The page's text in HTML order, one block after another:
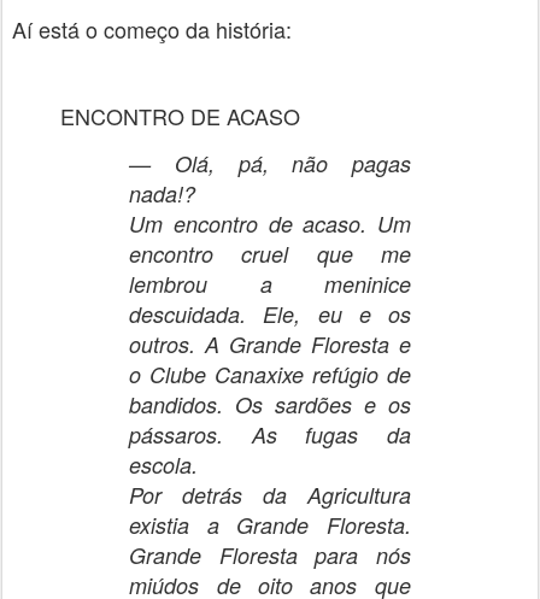
Aí está o começo da história:
ENCONTRO DE ACASO
— Olá, pá, não pagas
nada!?
Um encontro de acaso. Um
encontro cruel que me
lembrou a meninice
descuidada. Ele, eu e os
outros. A Grande Floresta e
o Clube Canaxixe refúgio de
bandidos. Os sardões e os
pássaros. As fugas da
escola.
Por detrás da Agricultura
existia a Grande Floresta.
Grande Floresta para nós
miúdos de oito anos que